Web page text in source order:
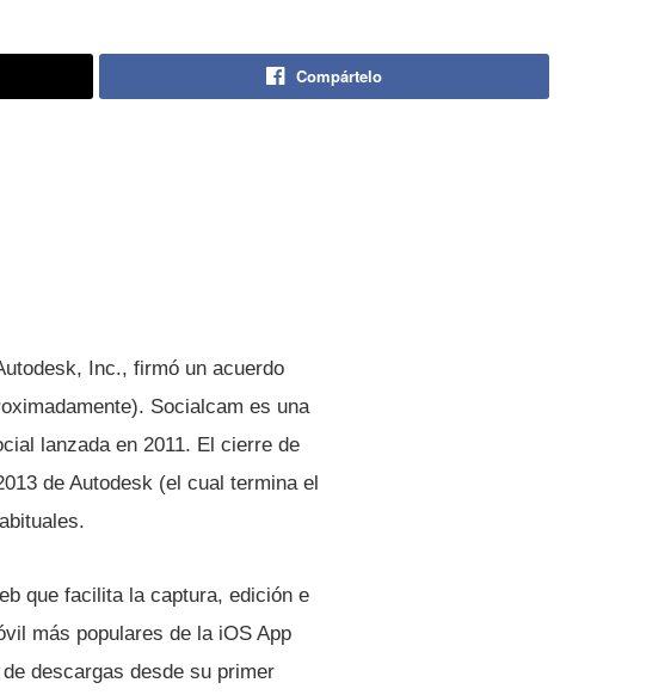
Compártelo
Inc., firmó un acuerdo
Socialcam es una
lanzada en 2011. El cierre de
de Autodesk (el cual termina el
que facilita la captura, edición e
más populares de la iOS App
descargas desde su primer